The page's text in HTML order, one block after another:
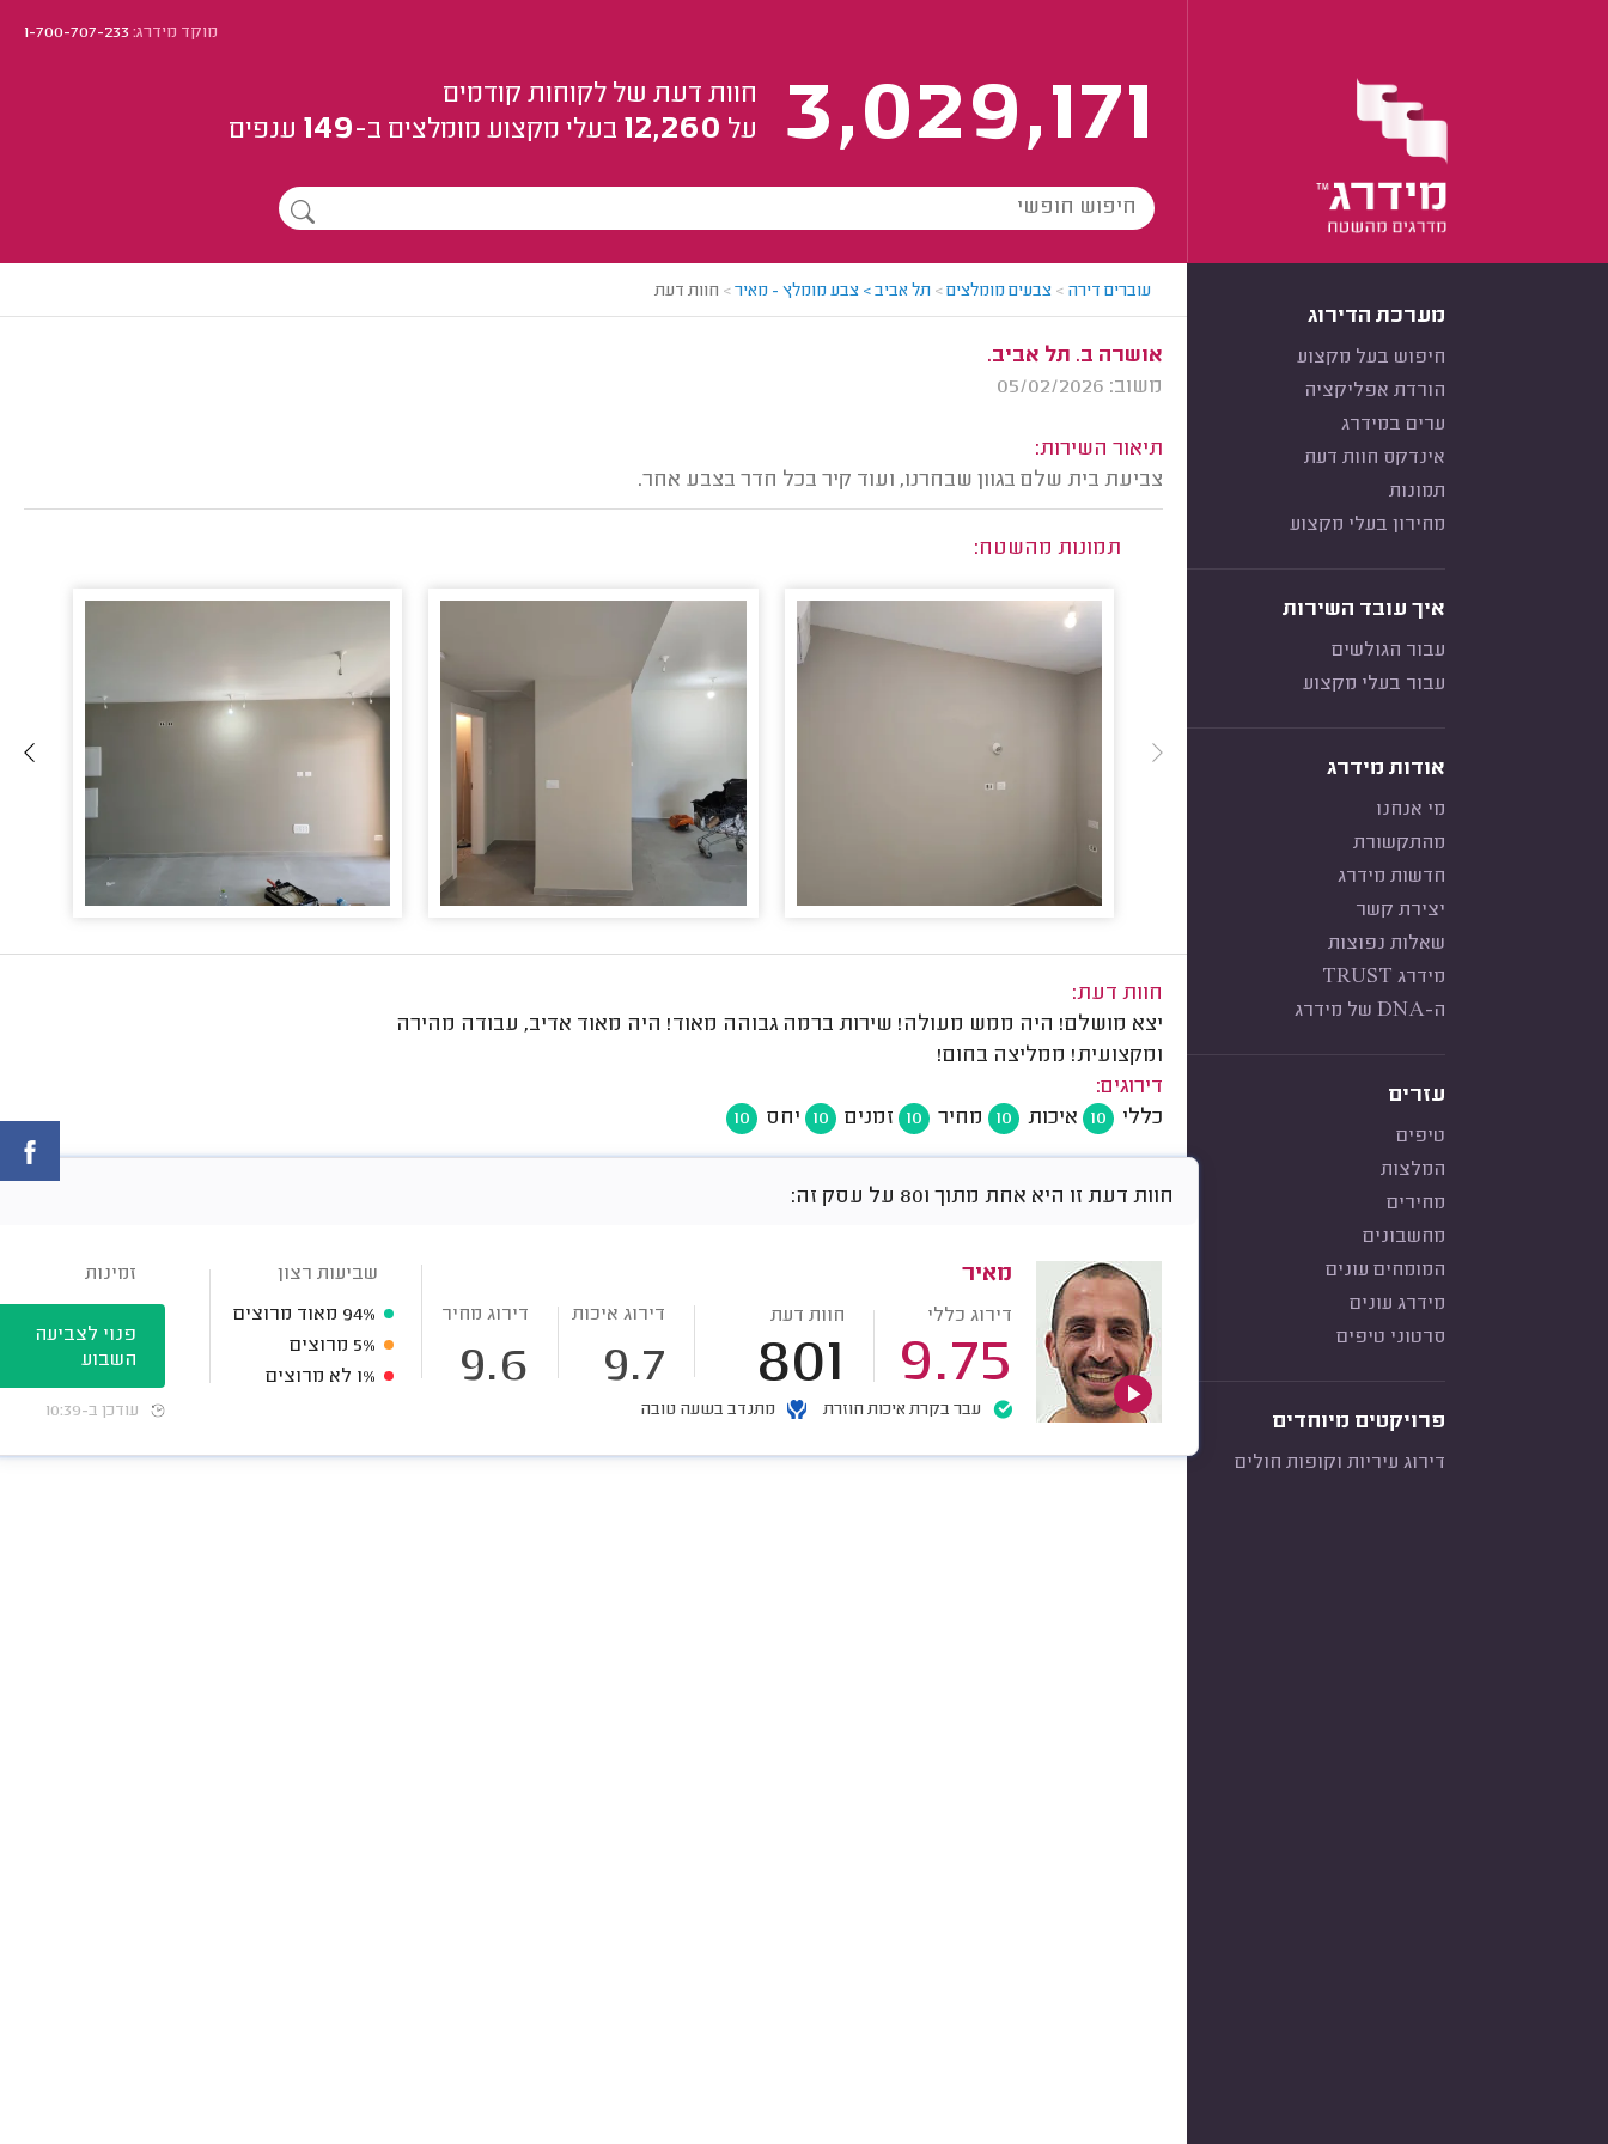
מוקד מידרג:1-700-707-233
3,029,171
חוות דעת של לקוחות קודמים
על 12,260 בעלי מקצוע מומלצים ב-149 ענפים
מערכת הדירוג
חיפוש בעל מקצוע
הורדת אפליקציה
ערים במידרג
אינדקס חוות דעת
תמונות
מחירון בעלי מקצוע
איך עובד השירות
עבור הגולשים
עבור בעלי מקצוע
אודות מידרג
מי אנחנו
מהתקשורת
חדשות מידרג
יצירת קשר
שאלות נפוצות
מידרג TRUST
ה-DNA של מידרג
עזרים
טיפים
המלצות
מחירים
מחשבונים
המומחים עונים
מידרג עונים
סרטוני טיפים
פרויקטים מיוחדים
דירוג עיריות וקופות חולים
עוברים דירה > צבעים מומלצים> תל אביב > צבע מומלץ - מאיר> חוות דעת
אושרה ב. תל אביב.
משוב: 05/02/2026
תיאור השירות:
צביעת בית שלם בגוון שבחרנו, ועוד קיר בכל חדר בצבע אחר.
תמונות מהשטח:
חוות דעת:
יצא מושלם! היה ממש מעולה! שירות ברמה גבוהה מאוד! היה מאוד אדיב, עבודה מהירה
ומקצועית! ממליצה בחום!
דירוגים:
כללי
10 איכות 10 מחיר 10 זמנים 10 יחס 10
חוות דעת זו היא אחת מתוך 801 על עסק זה:
מאיר
דירוג כללי
9.75
חוות דעת
801
דירוג איכות
9.7
דירוג מחיר
9.6
עבר בקרת איכות חוזרת מתנדב בשעה טובה
שביעות רצון
94% מאוד מרוצים
5% מרוצים
1% לא מרוצים
זמינות
פנוי לצביעה
השבוע
עודכן ב-10:39